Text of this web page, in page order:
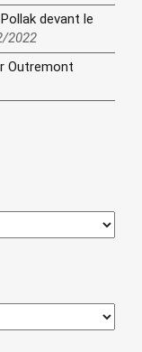
devant le
2022
Outremont